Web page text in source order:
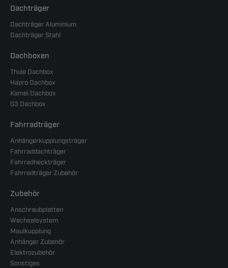
Dachträger
Dachträger Aluminium
Dachträger Stahl
Dachboxen
Thule Dachbox
Hapro Dachbox
Kamei Dachbox
G3 Dachbox
Fahrradträger
Anhängerkupplungsträger
Fahrraddachträger
Fahrradheckträger
Fahrradträger Zubehör
Zubehör
Anschraubplatten
Wechselsystem
Maulkupplung
Anhänger Zubehör
Elektrozubehör
Sonstiges